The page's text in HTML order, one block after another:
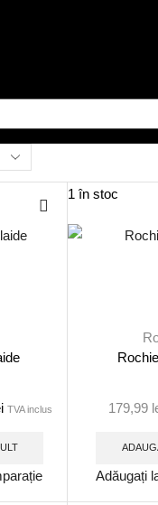
TVA inclus
1 în stoc
179,99
Adăugați